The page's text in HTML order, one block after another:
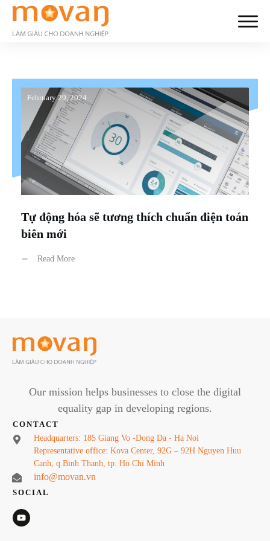
February 29, 2024
Tự động hóa sẽ tương thích chuẩn điện toán
biên mới
Read More
Our mission helps businesses to close the digital
equality gap in developing regions.
CONTACT
Headquarters: 185 Giang Vo -Dong Da - Ha Noi
Representative office: Kova Center, 92G – 92H Nguyen Huu
Canh, q.Binh Thanh, tp. Ho Chi Minh
info@movan.vn
SOCIAL